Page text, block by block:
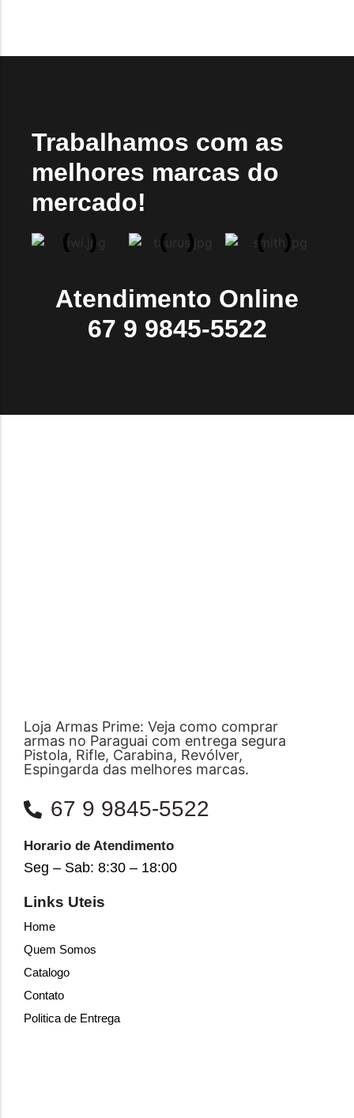
Trabalhamos com as
melhores marcas do
mercado!
Atendimento Online
67 9 9845-5522
Loja Armas Prime: Veja como comprar
armas no Paraguai com entrega segura
Pistola, Rifle, Carabina, Revólver,
Espingarda das melhores marcas.
67 9 9845-5522
Horario de Atendimento
Seg – Sab: 8:30 – 18:00
Links Uteis
Home
Quem Somos
Catalogo
Contato
Politica de Entrega